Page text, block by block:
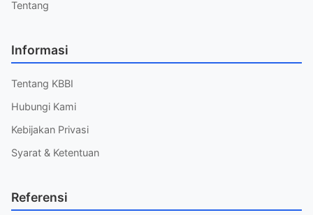
Tentang
Informasi
Tentang KBBI
Hubungi Kami
Kebijakan Privasi
Syarat & Ketentuan
Referensi